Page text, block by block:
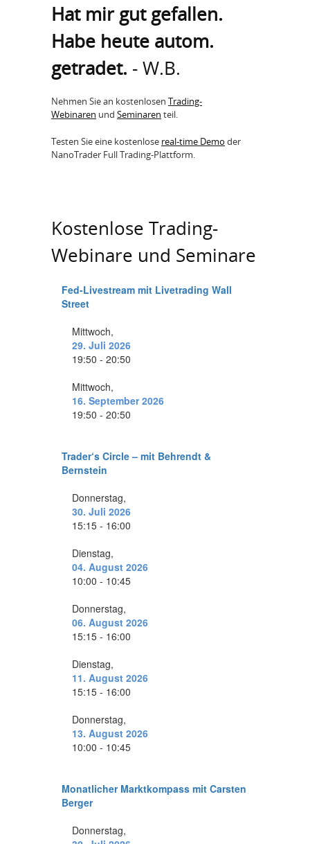
Hat mir gut gefallen.
Habe heute autom.
getradet. - W.B.
Nehmen Sie an kostenlosen Trading-
Webinaren und Seminaren teil.
Testen Sie eine kostenlose real-time Demo der
NanoTrader Full Trading-Plattform.
Kostenlose Trading-
Webinare und Seminare